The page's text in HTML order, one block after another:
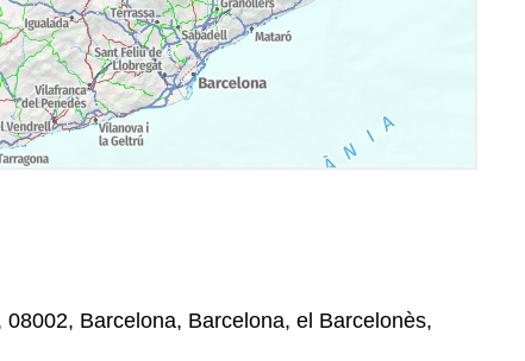
Barcelona, Barcelona, el Barcelonès,